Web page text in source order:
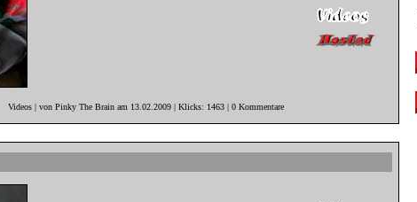
Videos | von Pinky The Brain am 13.02.2009 | Klicks: 1463 | 0 Kommentare